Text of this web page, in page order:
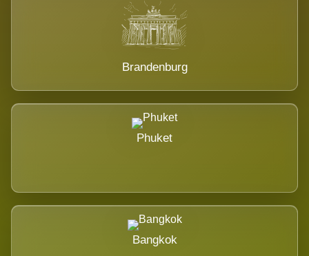
Brandenburg
Phuket
Bangkok